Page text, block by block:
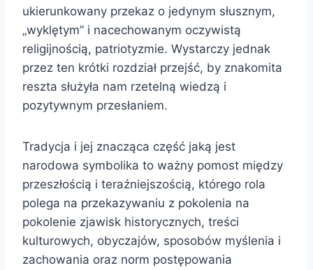
ukierunkowany przekaz o jedynym słusznym,
„wyklętym” i nacechowanym oczywistą
religijnością, patriotyzmie. Wystarczy jednak
przez ten krótki rozdział przejść, by znakomita
reszta służyła nam rzetelną wiedzą i
pozytywnym przesłaniem.
Tradycja i jej znacząca część jaką jest
narodowa symbolika to ważny pomost między
przeszłością i teraźniejszością, którego rola
polega na przekazywaniu z pokolenia na
pokolenie zjawisk historycznych, treści
kulturowych, obyczajów, sposobów myślenia i
zachowania oraz norm postępowania